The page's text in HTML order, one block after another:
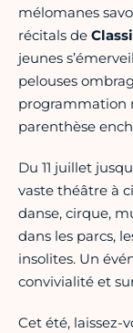
mélomanes
récitals de
jeunes
pelouses
programmation
parenthèse
Du 11 juillet
vaste théâtre à
danse, cirque,
dans les parcs,
insolites. Un
convivialité et
Cet été, laissez-